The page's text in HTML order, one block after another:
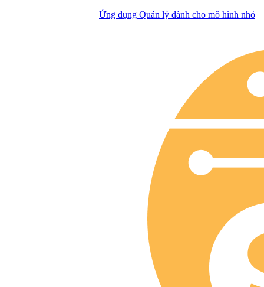
Ứng dụng Quản lý dành cho mô hình nhỏ